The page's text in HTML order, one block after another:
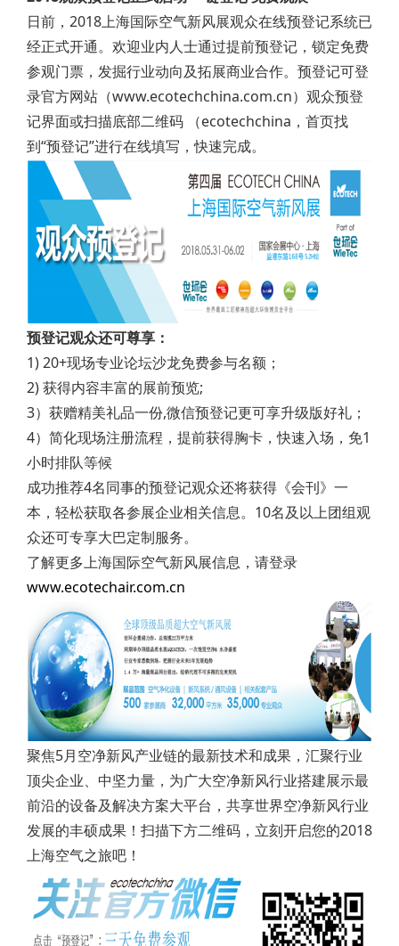
日前，2018上海国际空气新风展观众在线预登记系统已
经正式开通。欢迎业内人士通过提前预登记，锁定免费
参观门票，发掘行业动向及拓展商业合作。预登记可登
录官方网站（www.ecotechchina.com.cn）观众预登
记界面或扫描底部二维码 （ecotechchina，首页找
到“预登记”进行在线填写，快速完成。
预登记观众还可尊享：
1) 20+现场专业论坛沙龙免费参与名额；
2) 获得内容丰富的展前预览;
3）获赠精美礼品一份,微信预登记更可享升级版好礼；
4）简化现场注册流程，提前获得胸卡，快速入场，免1
小时排队等候
成功推荐4名同事的预登记观众还将获得《会刊》一
本，轻松获取各参展企业相关信息。10名及以上团组观
众还可专享大巴定制服务。
了解更多上海国际空气新风展信息，请登录
www.ecotechair.com.cn
聚焦5月空净新风产业链的最新技术和成果，汇聚行业
顶尖企业、中坚力量，为广大空净新风行业搭建展示最
前沿的设备及解决方案大平台，共享世界空净新风行业
发展的丰硕成果！扫描下方二维码，立刻开启您的2018
上海空气之旅吧！